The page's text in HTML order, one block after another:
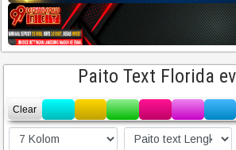
Paito Text Florida
Clear